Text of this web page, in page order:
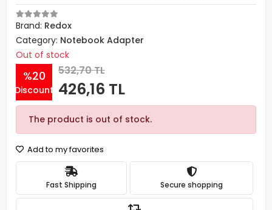
Brand: Redox
Category: Notebook Adapter
Out of stock
%20
Discount
532,70 TL
426,16 TL
The product is out of stock.
Add to my favorites
Fast Shipping Secure shopping